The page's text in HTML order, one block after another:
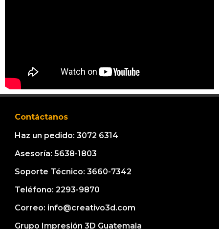
Contáctanos
Haz un pedido: 3072 6314
Asesoría: 5638-1803
Soporte Técnico: 3660-7342
Teléfono: 2293-9870
Correo: info@creativo3d.com
Grupo Impresión 3D Guatemala